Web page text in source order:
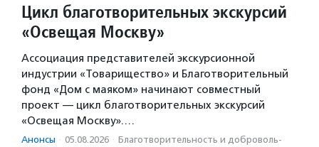
Цикл благотворительных экскурсий
«Освещая Москву»
Ассоциация представителей экскурсионной
индустрии «Товарищество» и Благотворительный
фонд «Дом с маяком» начинают совместный
проект — цикл благотворительных экскурсий
«Освещая Москву».…
Анонсы · 05.08.2026 · Благотвори­тель­ность и доброволь­